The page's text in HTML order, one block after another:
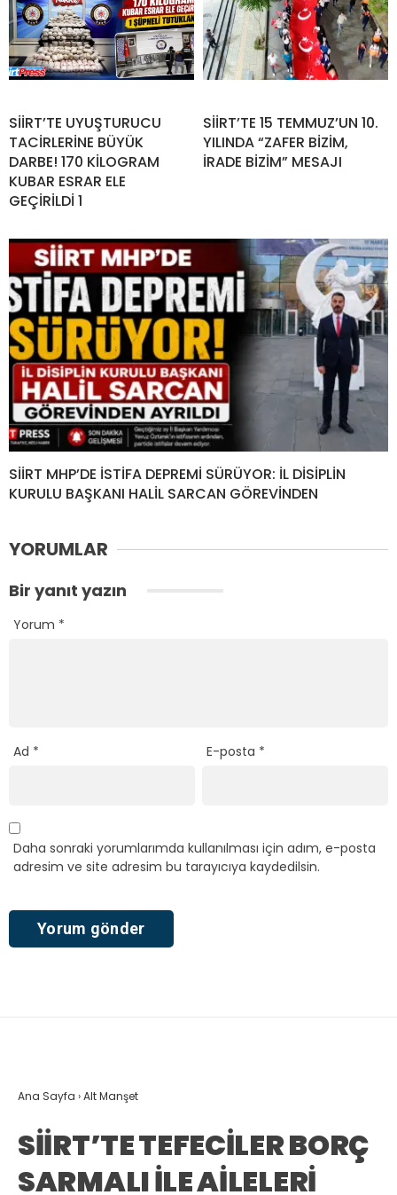
SİİRT’TE UYUŞTURUCU
TACİRLERİNE BÜYÜK
DARBE! 170 KİLOGRAM
KUBAR ESRAR ELE
GEÇİRİLDİ 1
SİİRT’TE 15 TEMMUZ’UN 10.
YILINDA “ZAFER BİZİM,
İRADE BİZİM” MESAJI
SİİRT MHP’DE İSTİFA DEPREMİ SÜRÜYOR: İL DİSİPLİN
KURULU BAŞKANI HALİL SARCAN GÖREVİNDEN
YORUMLAR
Bir yanıt yazın
Yorum *
Ad * E-posta *
Daha sonraki yorumlarımda kullanılması için adım, e-posta
adresim ve site adresim bu tarayıcıya kaydedilsin.
Ana Sayfa ›Alt Manşet
SİİRT’TE TEFECİLER BORÇ
SARMALI İLE AİLELERİ